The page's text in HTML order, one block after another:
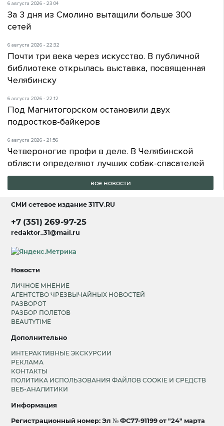
6 августа 2026 - 23:04
За 3 дня из Смолино вытащили больше 300
сетей
6 августа 2026 - 22:32
Почти три века через искусство. В публичной
библиотеке открылась выставка, посвященная
Челябинску
6 августа 2026 - 22:12
Под Магнитогорском остановили двух
подростков-байкеров
6 августа 2026 - 21:56
Четвероногие профи в деле. В Челябинской
области определяют лучших собак-спасателей
все новости
СМИ сетевое издание31TV.RU
+7 (351) 269-97-25
redaktor_31@mail.ru
Новости
ЛИЧНОЕ МНЕНИЕ
АГЕНТСТВО ЧРЕЗВЫЧАЙНЫХ НОВОСТЕЙ
РАЗВОРОТ
РАЗБОР ПОЛЕТОВ
BEAUTYTIME
Дополнительно
ИНТЕРАКТИВНЫЕ ЭКСКУРСИИ
РЕКЛАМА
КОНТАКТЫ
ПОЛИТИКА ИСПОЛЬЗОВАНИЯ ФАЙЛОВ COOKIE И СРЕДСТВ
ВЕБ-АНАЛИТИКИ
Информация
Регистрационный номер: Эл № ФС77-91199 от "24" марта